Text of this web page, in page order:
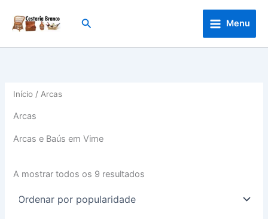
content
Search Menu
Início / Arcas
Arcas
Arcas e Baús em Vime
A mostrar todos os 9 resultados